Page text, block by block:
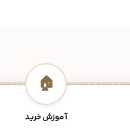
🏠
آموزش خرید